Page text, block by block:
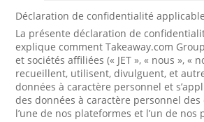
Déclaration de confidentialité
La présente déclaration de
explique comment Takeaway.com
et sociétés affiliées (« JET », « nous », «
recueillent, utilisent, divulguent, et
données à caractère personnel et
des données à caractère personnel
l’une de nos plateformes et l’un de nos